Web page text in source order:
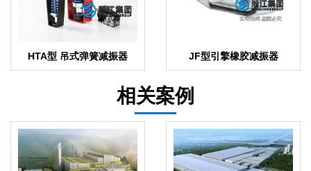
HTA型 吊式弹簧减振器 JF型引擎橡胶减振器
相关案例